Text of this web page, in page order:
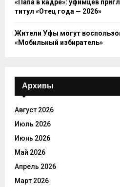
«Папа в кадре»: уфимцев
титул «Отец года — 2026»
Жители Уфы могут
«Мобильный избиратель»
Архивы
Август 2026
Июль 2026
Июнь 2026
Май 2026
Апрель 2026
Март 2026